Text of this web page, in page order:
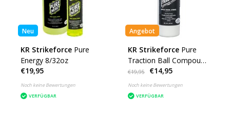
Neu
KR Strikeforce Pure
Energy 8/32oz
€19,95
Noch keine Bewertungen
VERFÜGBAR
Angebot
KR Strikeforce Pure
Traction Ball Compound
8oz Letzte stuck
€19,95 €14,95
Noch keine Bewertungen
VERFÜGBAR